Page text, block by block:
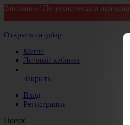
Внимание! По техническим
Открыть сайдбар
Меню
Личный кабинет
Закрыть
Вход
Регистрация
Поиск